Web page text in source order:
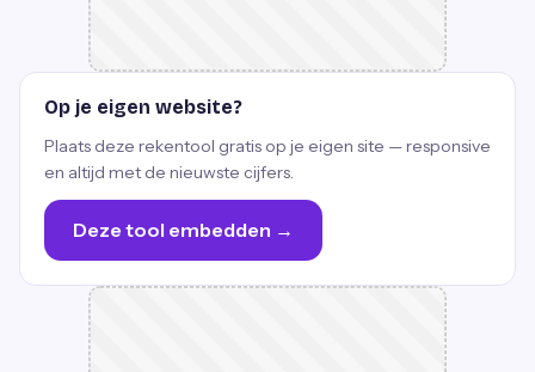
Op je eigen website?
Plaats deze rekentool gratis op je eigen site — responsive
en altijd met de nieuwste cijfers.
Deze tool embedden →